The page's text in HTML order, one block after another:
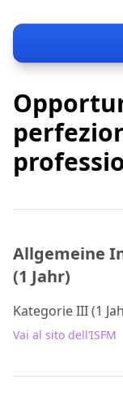
Allgemeine
(1 Jahr)
Kategorie III (1
Vai al sito dell’ISFM